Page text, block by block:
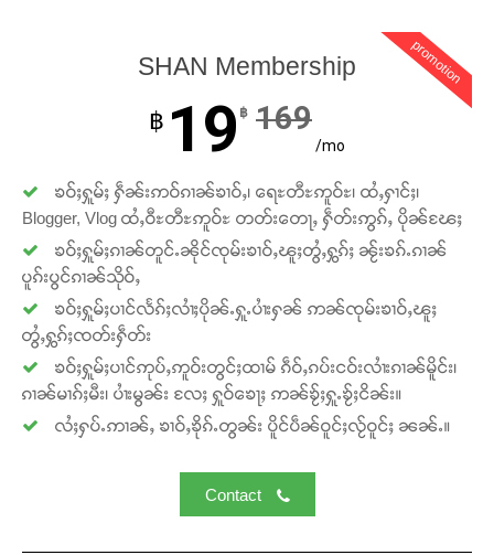
တႃႇႁႂ်ႈသဵင်ၵၢင်ၸႂ်ၵူၼ်းမိူင်း ၵူႈတီႈၵူႈလႅၼ်ပေႃးတေၸွ
ဝ်ႇၽူႈတွႆႇႁွၵ်ႈ လႆႈယူႇၶႃႈဢေႃႈ။
Donate Now
promotion
SHAN Membership
฿ 19 ฿ 169
/mo
ၶဝ်ႈႁူမ်ႈ ႁဵၼ်းဢဝ်ၵၢၼ်ၶၢဝ်ႇ၊ ရေႊတီႊဢူဝ်ႊ၊ ထႆႇႁၢင်ႈ၊
Blogger, Vlog ထႆႇဝီႊတီႊဢူဝ်ႊ တတ်းတေႃႇ ႁဵတ်းဢွၵ်ႇ ပိုၼ်ၽႄႈ
ၶဝ်ႈႁူမ်ႈၵၢၼ်တူင်ႉၼိုင်ၸုမ်းၶၢဝ်ႇၽူႈတွႆႇႁွၵ်ႈ ၼႂ်းၶၵ်ႉၵၢၼ်
ပူၵ်းပွင်ၵၢၼ်သိုဝ်ႇ
ၶဝ်ႈႁူမ်ႈပၢင်လႅၵ်ႈလၢႆႈပိုၼ်ႉႁူႉပၢႆးႁၼ် ဢၼ်ၸုမ်းၶၢဝ်ႇၽူႈ
တွႆႇႁွၵ်ႈၸတ်းႁဵတ်း
ၶဝ်ႈႁူမ်ႈပၢင်ဢုပ်ႇဢူဝ်းတွင်ႈထၢမ် ၵဵဝ်ႇၵပ်းငဝ်းလၢႆးၵၢၼ်မိူင်း၊
ၵၢၼ်မၢၵ်ႈမီး၊ ပၢႆးမွၼ်း လႄႈ ႁူဝ်ၶေႃႈ ဢၼ်ၶႂ်ႈႁူႉၶႂ်ႈငိၼ်း။
လႆႈႁပ်ႉဢၢၼ်ႇ ၶၢဝ်ႇၶိုၵ်ႉတွၼ်း ပိူင်ပဵၼ်ဝူင်ႈလႂ်ဝူင်ႈ ၼၼ်ႉ။
Contact